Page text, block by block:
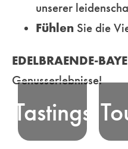
unserer
Fühlen Sie die
EDELBRAENDE-
Genusserlebnisse!
Tastings
Nehmen Sie an
unseren
moderierten
Tastings - in
ausgewählten
Locations oder